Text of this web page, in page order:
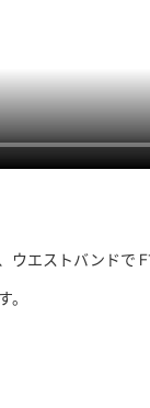
ウエストバンドで